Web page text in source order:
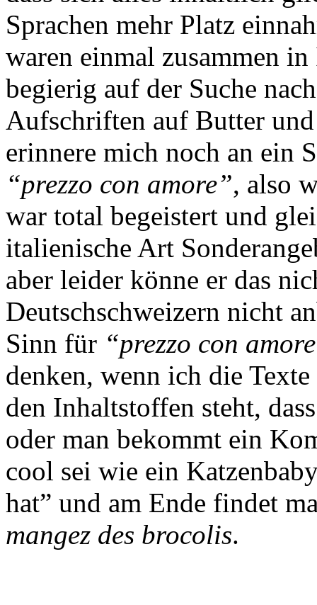
Sprachen mehr Platz
waren einmal zusammen
begierig auf der Suche
Aufschriften auf Butter
erinnere mich noch an ein
“prezzo con amore”, also
war total begeistert und
italienische Art
aber leider könne er das
Deutschschweizern nicht
Sinn für “prezzo con
denken, wenn ich die
den Inhaltstoffen steht,
oder man bekommt ein
cool sei wie ein
hat” und am Ende findet
mangez des brocolis.